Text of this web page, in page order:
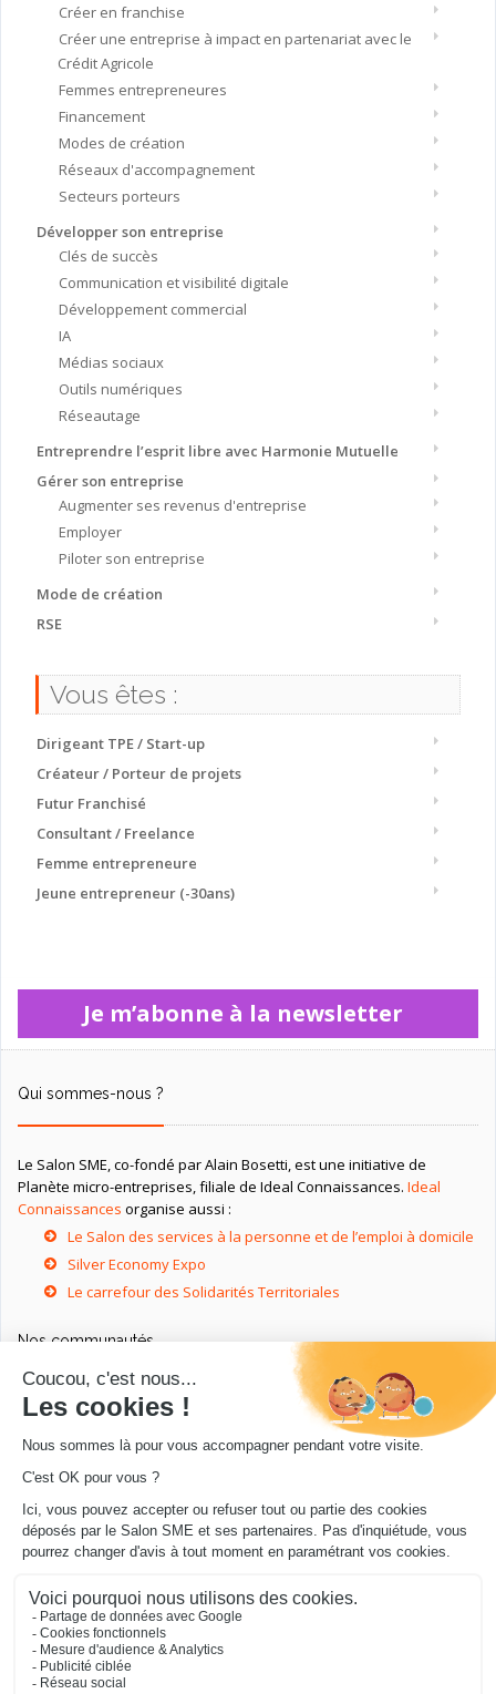
Créer en franchise
Créer une entreprise à impact en partenariat avec le
Crédit Agricole
Femmes entrepreneures
Financement
Modes de création
Réseaux d'accompagnement
Secteurs porteurs
Développer son entreprise
Clés de succès
Communication et visibilité digitale
Développement commercial
IA
Médias sociaux
Outils numériques
Réseautage
Entreprendre l’esprit libre avec Harmonie Mutuelle
Gérer son entreprise
Augmenter ses revenus d'entreprise
Employer
Piloter son entreprise
Mode de création
RSE
Vous êtes :
Dirigeant TPE / Start-up
Créateur / Porteur de projets
Futur Franchisé
Consultant / Freelance
Femme entrepreneure
Jeune entrepreneur (-30ans)
Je m’abonne à la newsletter
Qui sommes-nous ?
Le Salon SME, co-fondé par Alain Bosetti, est une initiative de
Planète micro-entreprises, filiale de Ideal Connaissances. Ideal
Connaissances organise aussi :
Le Salon des services à la personne et de l’emploi à domicile
Silver Economy Expo
Le carrefour des Solidarités Territoriales
Nos communautés
Ressources utiles
Livres utiles pour les entrepreneurs
Sites utiles pour les entrepreneurs
Conseils pour votre entreprise/microentreprise